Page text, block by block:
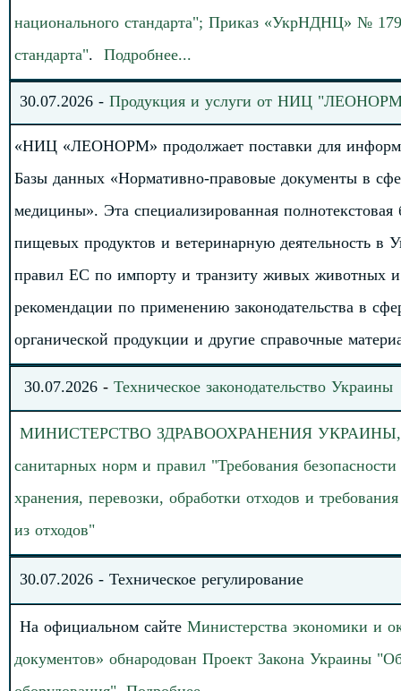
национального стандарта"; Приказ «УкрНДНЦ» №
стандарта". Подробнее...
30.07.2026 - Продукция и услуги от НИЦ
«НИЦ «ЛЕОНОРМ» продолжает поставки для
Базы данных «Нормативно-правовые документы в
медицины». Эта специализированная
пищевых продуктов и ветеринарную деятельность в
правил ЕС по импорту и транзиту живых животных и
рекомендации по применению законодательства в
органической продукции и другие справочные
30.07.2026 - Техническое законодательство Украины
МИНИСТЕРСТВО ЗДРАВООХРАНЕНИЯ УКРАИНЫ,
санитарных норм и правил "Требования
хранения, перевозки, обработки отходов и
из отходов"
30.07.2026 - Техническое регулирование
На официальном сайте Министерства экономики и
документов» обнародован Проект Закона Украины "Об